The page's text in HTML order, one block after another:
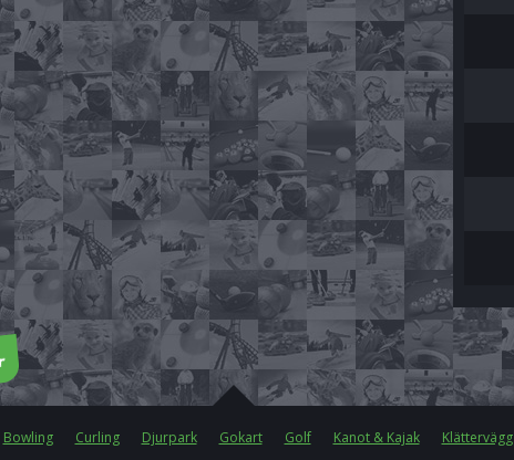
Bowling Curling Djurpark Gokart Golf Kanot & Kajak Klättervägg